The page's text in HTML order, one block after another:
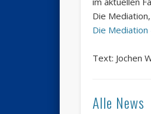
Die
Die
Text: Jochen
Alle News